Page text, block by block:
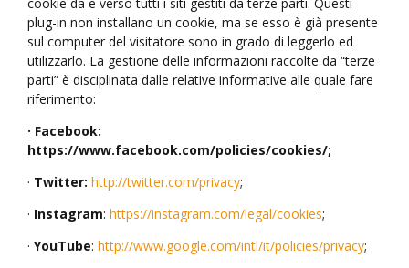
plug-in non installano un cookie, ma se esso è già presente
sul computer del visitatore sono in grado di leggerlo ed
utilizzarlo. La gestione delle informazioni raccolte da “terze
parti” è disciplinata dalle relative informative alle quale fare
riferimento:
· Facebook:
https://www.facebook.com/policies/cookies/;
· Twitter: http://twitter.com/privacy;
· Instagram: https://instagram.com/legal/cookies;
· YouTube: http://www.google.com/intl/it/policies/privacy;